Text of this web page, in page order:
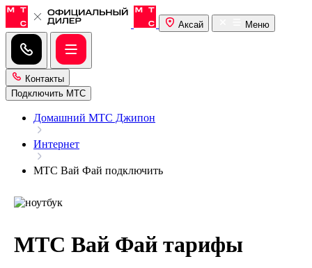
Аксай Меню
Контакты
Подключить МТС
Домашний МТС Джипон
Интернет
МТС Вай Фай подключить
МТС Вай Фай тарифы